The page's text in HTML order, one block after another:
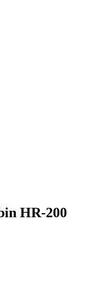
HR-200